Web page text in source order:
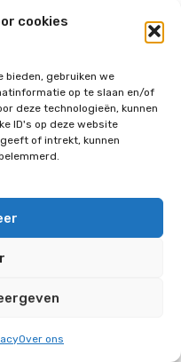
cookies
bieden, gebruiken we
op te slaan en/of
deze technologieën, kunnen
ID's op deze website
of intrekt, kunnen
Over ons
kunnen
en zonder veel
tanden
vlotte korte
kapsels oudere
haar vijftigste een
haarstijl vinden